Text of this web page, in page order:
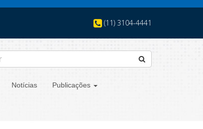
(11) 3104-4441
Notícias Publicações